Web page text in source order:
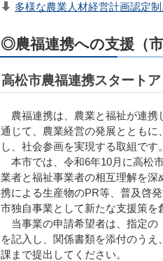
多様な農業人材経営計画認定制
◎農福連携への支援（市
高松市農福連携スタート
農福連携は、農業と福祉が連携
通じて、農業経営の発展ととも
し、社会参画を実現する取組です。
本市では、令和6年10月に高松
業者と福祉事業者の相互理解を
携による生産物のPR等、普及啓
市独自事業として新たな支援策を
当事業の申請希望者は、指定の
を記入し、関係書類を添付のう
課まで提出してください。